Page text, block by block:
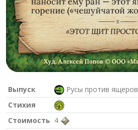
Выпуск Русы против ящеров
Стихия
Стоимость 4